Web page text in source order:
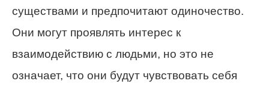
существами и предпочитают одиночество.
Они могут проявлять интерес к
взаимодействию с людьми, но это не
означает, что они будут чувствовать себя